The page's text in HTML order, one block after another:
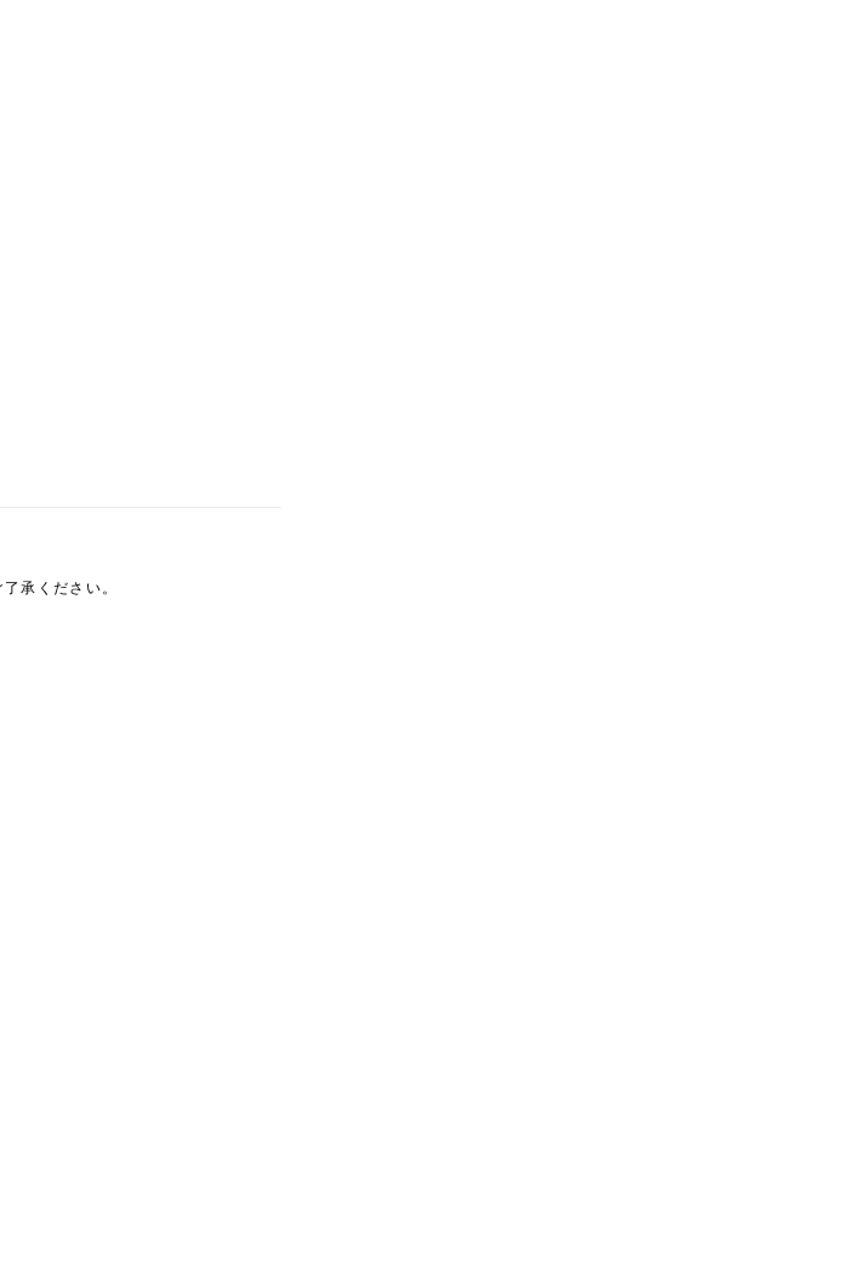
承ください。